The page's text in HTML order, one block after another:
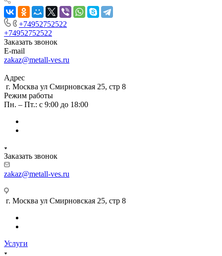
+74952752522
+74952752522
Заказать звонок
E-mail
zakaz@metall-ves.ru
Адрес
г. Москва ул Смирновская 25, стр 8
Режим работы
Пн. – Пт.: с 9:00 до 18:00
Заказать звонок
zakaz@metall-ves.ru
г. Москва ул Смирновская 25, стр 8
Услуги